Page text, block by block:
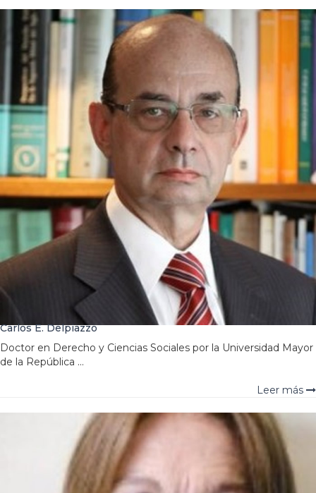
Carlos E. Delpiazzo
Doctor en Derecho y Ciencias Sociales por la Universidad Mayor
de la República ...
Leer más